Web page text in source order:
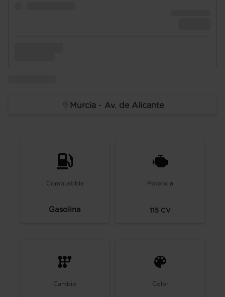
Murcia - Av. de Alicante
Combustible
Gasolina
Potencia
115 CV
Cambio Color